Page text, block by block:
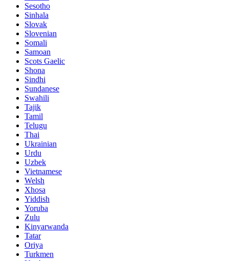
Sesotho
Sinhala
Slovak
Slovenian
Somali
Samoan
Scots Gaelic
Shona
Sindhi
Sundanese
Swahili
Tajik
Tamil
Telugu
Thai
Ukrainian
Urdu
Uzbek
Vietnamese
Welsh
Xhosa
Yiddish
Yoruba
Zulu
Kinyarwanda
Tatar
Oriya
Turkmen